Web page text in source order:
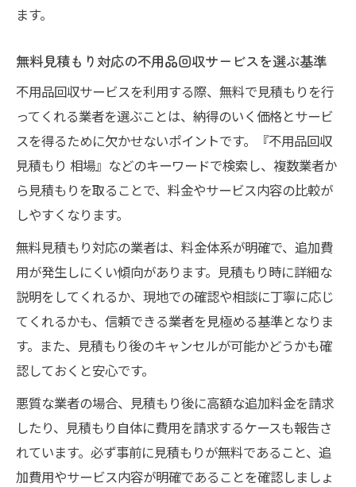
ます。
無料見積もり対応の不用品回収サービスを選ぶ基準
不用品回収サービスを利用する際、無料で見積もりを行
ってくれる業者を選ぶことは、納得のいく価格とサービ
スを得るために欠かせないポイントです。『不用品回収
見積もり 相場』などのキーワードで検索し、複数業者か
ら見積もりを取ることで、料金やサービス内容の比較が
しやすくなります。
無料見積もり対応の業者は、料金体系が明確で、追加費
用が発生しにくい傾向があります。見積もり時に詳細な
説明をしてくれるか、現地での確認や相談に丁寧に応じ
てくれるかも、信頼できる業者を見極める基準となりま
す。また、見積もり後のキャンセルが可能かどうかも確
認しておくと安心です。
悪質な業者の場合、見積もり後に高額な追加料金を請求
したり、見積もり自体に費用を請求するケースも報告さ
れています。必ず事前に見積もりが無料であること、追
加費用やサービス内容が明確であることを確認しましょ